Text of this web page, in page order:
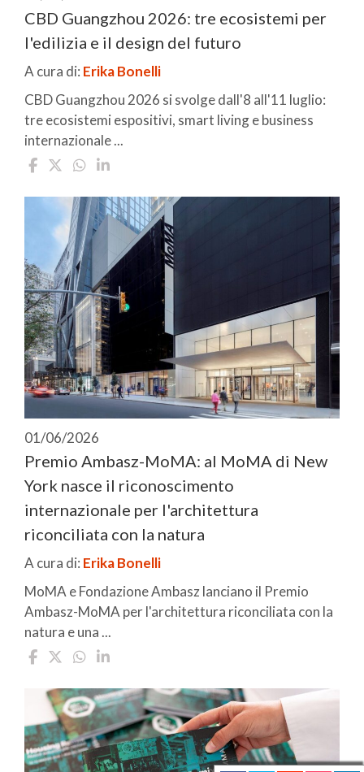
CBD Guangzhou 2026: tre ecosistemi per
l'edilizia e il design del futuro
A cura di: Erika Bonelli
CBD Guangzhou 2026 si svolge dall'8 all'11 luglio:
tre ecosistemi espositivi, smart living e business
internazionale ...
01/06/2026
Premio Ambasz-MoMA: al MoMA di New
York nasce il riconoscimento
internazionale per l'architettura
riconciliata con la natura
A cura di: Erika Bonelli
MoMA e Fondazione Ambasz lanciano il Premio
Ambasz-MoMA per l'architettura riconciliata con la
natura e una ...